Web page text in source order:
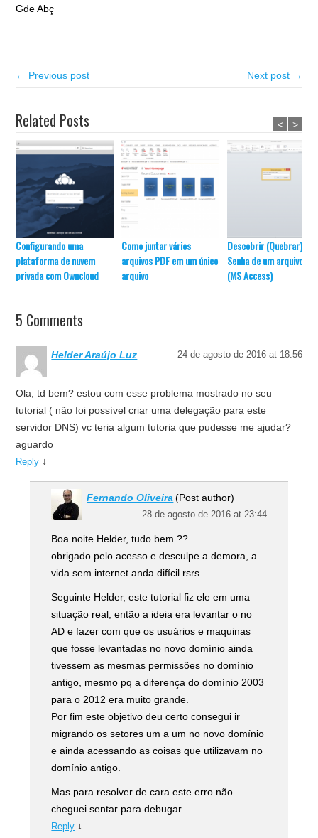
Gde Abç
← Previous post Next post →
Related Posts
Configurando uma
plataforma de nuvem
privada com Owncloud
Como juntar vários
arquivos PDF em um único
arquivo
Descobrir (Quebrar) a
Senha de um arquivo
(MS Access)
< >
5 Comments
Helder Araújo Luz 24 de agosto de 2016 at 18:56
Ola, td bem? estou com esse problema mostrado no seu
tutorial ( não foi possível criar uma delegação para este
servidor DNS) vc teria algum tutoria que pudesse me ajudar?
aguardo
Reply ↓
Fernando Oliveira (Post author)
28 de agosto de 2016 at 23:44
Boa noite Helder, tudo bem ??
obrigado pelo acesso e desculpe a demora, a
vida sem internet anda difícil rsrs
Seguinte Helder, este tutorial fiz ele em uma
situação real, então a ideia era levantar o no
AD e fazer com que os usuários e maquinas
que fosse levantadas no novo domínio ainda
tivessem as mesmas permissões no domínio
antigo, mesmo pq a diferença do domínio 2003
para o 2012 era muito grande.
Por fim este objetivo deu certo consegui ir
migrando os setores um a um no novo domínio
e ainda acessando as coisas que utilizavam no
domínio antigo.
Mas para resolver de cara este erro não
cheguei sentar para debugar …..
Reply ↓